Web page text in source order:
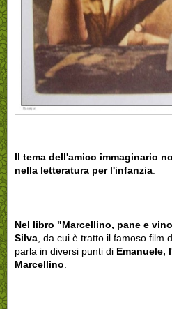
Il tema dell'amico immaginario
nella letteratura per l'infanzia
Nel libro "Marcellino, pane e
Silva , da cui è tratto il famoso film
parla in diversi punti di Emanuele,
Marcellino